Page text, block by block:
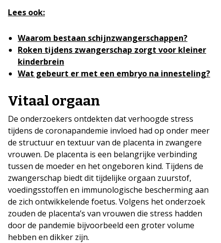
Lees ook:
Waarom bestaan schijnzwangerschappen?
Roken tijdens zwangerschap zorgt voor kleiner
kinderbrein
Wat gebeurt er met een embryo na innesteling?
Vitaal orgaan
De onderzoekers ontdekten dat verhoogde stress
tijdens de coronapandemie invloed had op onder meer
de structuur en textuur van de placenta in zwangere
vrouwen. De placenta is een belangrijke verbinding
tussen de moeder en het ongeboren kind. Tijdens de
zwangerschap biedt dit tijdelijke orgaan zuurstof,
voedingsstoffen en immunologische bescherming aan
de zich ontwikkelende foetus. Volgens het onderzoek
zouden de placenta’s van vrouwen die stress hadden
door de pandemie bijvoorbeeld een groter volume
hebben en dikker zijn.